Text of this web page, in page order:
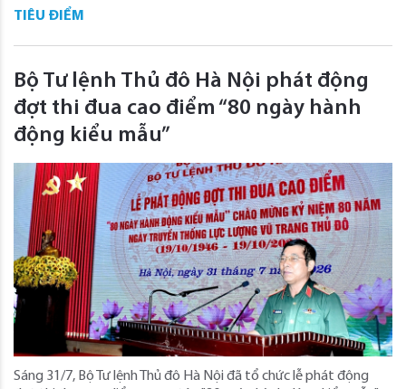
TIÊU ĐIỂM
Bộ Tư lệnh Thủ đô Hà Nội phát động
đợt thi đua cao điểm “80 ngày hành
động kiểu mẫu”
Sáng 31/7, Bộ Tư lệnh Thủ đô Hà Nội đã tổ chức lễ phát động